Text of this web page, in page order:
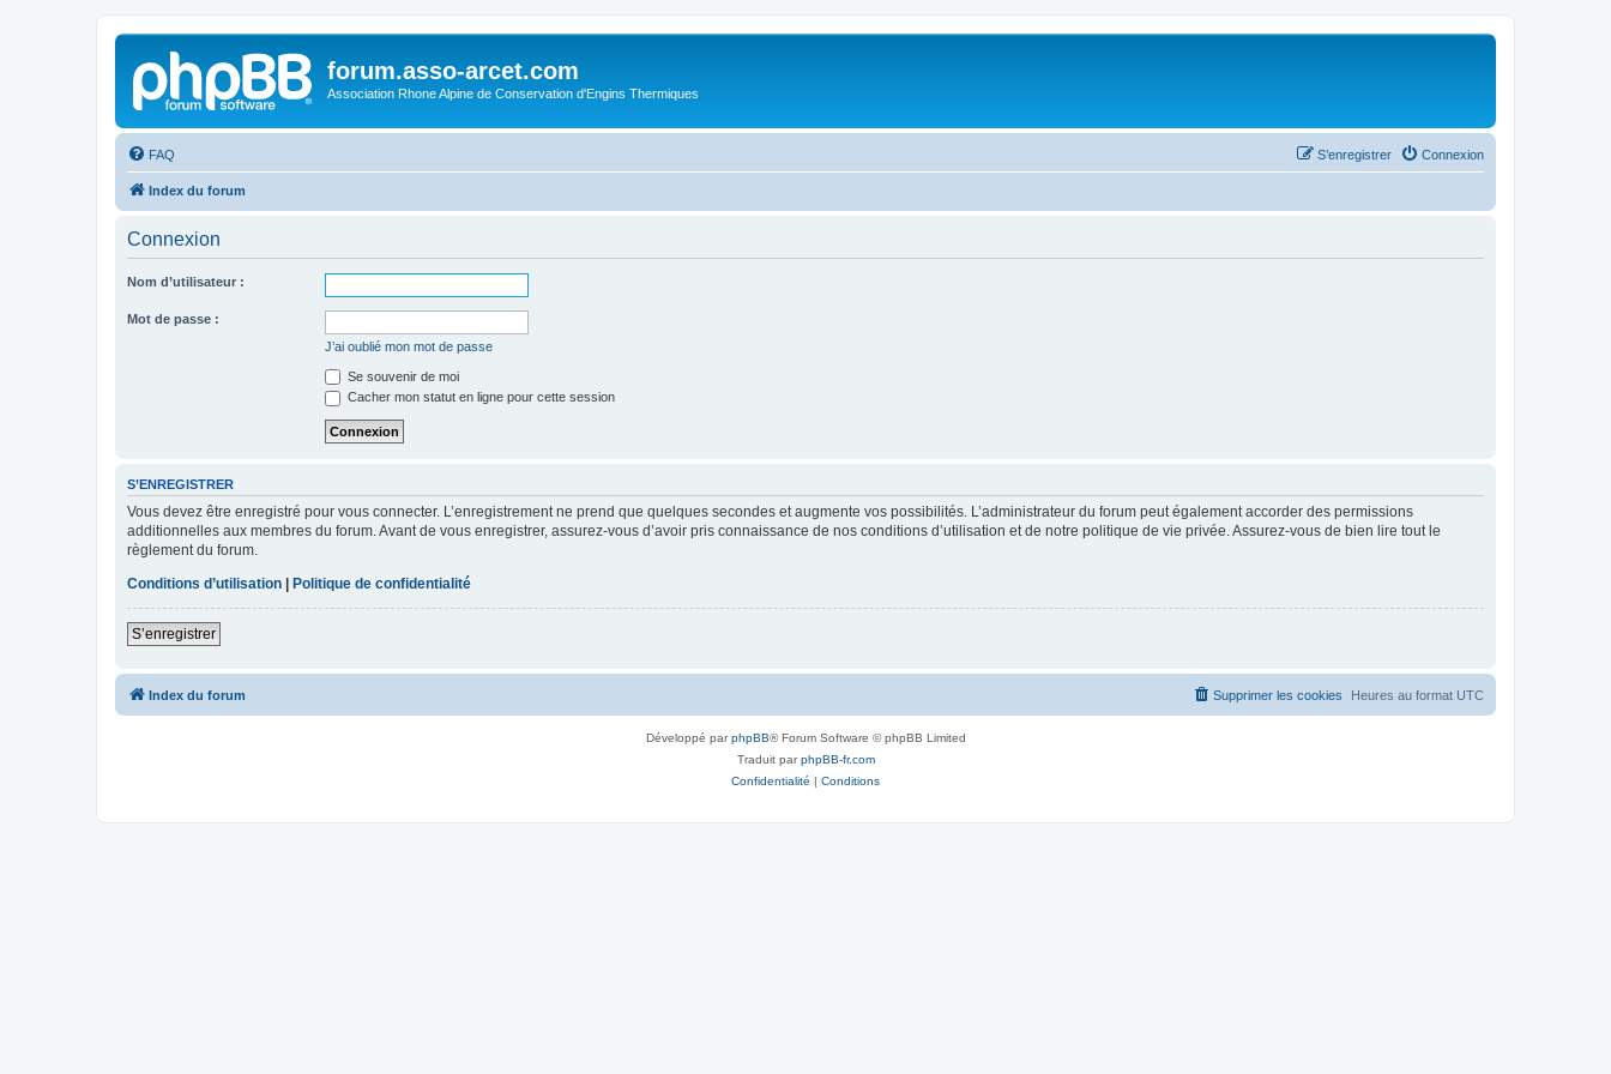
forum.asso-arcet.com
Association Rhone Alpine de Conservation d'Engins Thermiques
FAQ Connexion
S’enregistrer
Index du forum
Connexion
Nom d’utilisateur :
Mot de passe :
J’ai oublié mon mot de passe
Se souvenir de moi
Cacher mon statut en ligne pour cette session
S’ENREGISTRER
Vous devez être enregistré pour vous connecter. L’enregistrement ne prend que quelques secondes et augmente vos possibilités. L’administrateur du forum peut également accorder des permissions
additionnelles aux membres du forum. Avant de vous enregistrer, assurez-vous d’avoir pris connaissance de nos conditions d’utilisation et de notre politique de vie privée. Assurez-vous de bien lire tout le
règlement du forum.
Conditions d’utilisation
Politique de confidentialité
S’enregistrer
Index du forum Heures au format UTC
Supprimer les cookies
Développé parphpBB® Forum Software © phpBB Limited
Traduit parphpBB-fr.com
Confidentialité | Conditions